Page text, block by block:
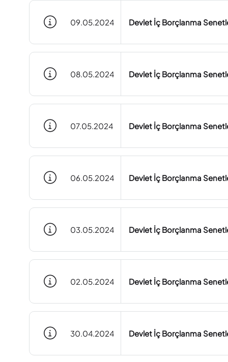
09.05.2024 Devlet İç Borçlanma
08.05.2024 Devlet İç Borçlanma
07.05.2024 Devlet İç Borçlanma
06.05.2024 Devlet İç Borçlanma
03.05.2024 Devlet İç Borçlanma
02.05.2024 Devlet İç Borçlanma
30.04.2024 Devlet İç Borçlanma